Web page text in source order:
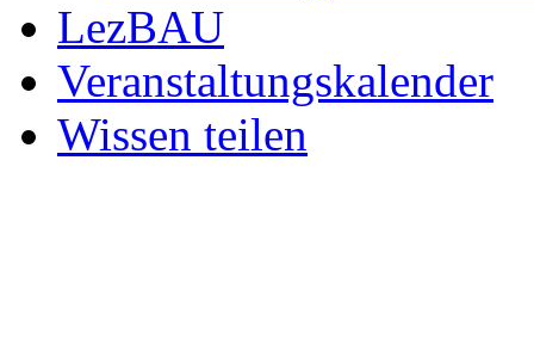
LezBAU
Veranstaltungskalender
Wissen teilen